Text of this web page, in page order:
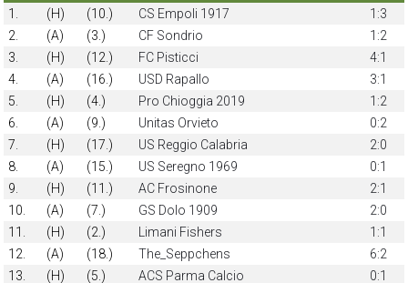
1.
(H) (10.) CS Empoli 1917
1:3
2.
(A) (3.) CF Sondrio
1:2
3.
(H) (12.) FC Pisticci
4:1
4.
(A) (16.) USD Rapallo
3:1
5.
(H) (4.) Pro Chioggia 2019
1:2
6.
(A) (9.) Unitas Orvieto
0:2
7.
(H) (17.) US Reggio Calabria
2:0
8.
(A) (15.) US Seregno 1969
0:1
9.
(H) (11.) AC Frosinone
2:1
10.
(A) (7.) GS Dolo 1909
2:0
11.
(H) (2.) Limani Fishers
1:1
12.
(A) (18.) The_Seppchens
6:2
13.
(H) (5.) ACS Parma Calcio
0:1